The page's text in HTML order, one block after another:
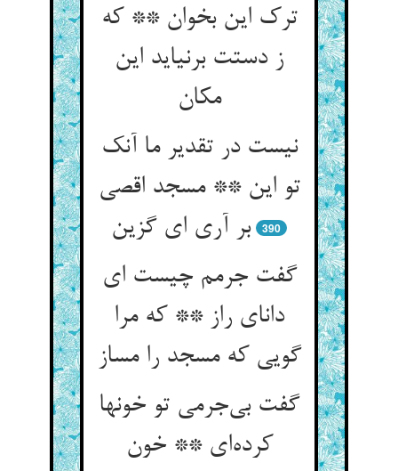
ترک این بخوان ** که
ز دستت برنیاید این
مکان
نیست در تقدیر ما آنک
تو این ** مسجد اقصی
بر آری ای گزین
390
گفت جرمم چیست ای
دانای راز ** که مرا
گویی که مسجد را مساز
گفت بی‌جرمی تو خونها
کرده‌ای ** خون